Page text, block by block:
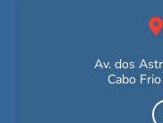
Av. dos
Cabo